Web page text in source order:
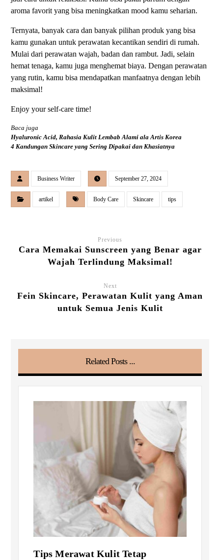
aroma favorit yang bisa meningkatkan mood kamu seharian.
Ternyata, banyak cara dan banyak pilihan produk yang bisa
kamu gunakan untuk perawatan kecantikan sendiri di rumah.
Mulai dari perawatan wajah, badan dan rambut. Jadi, selain
hemat tenaga, kamu juga menghemat biaya. Dengan perawatan
yang rutin, kamu bisa mendapatkan manfaatnya dengan lebih
maksimal!
Enjoy your self-care time!
Baca juga
Hyaluronic Acid, Rahasia Kulit Lembab Alami ala Artis Korea
4 Kandungan Skincare yang Sering Dipakai dan Khasiatnya
Business Writer September 27, 2024
artikel Body Care Skincare tips
Previous
Cara Memakai Sunscreen yang Benar agar
Wajah Terlindung Maksimal!
Next
Fein Skincare, Perawatan Kulit yang Aman
untuk Semua Jenis Kulit
Related Posts ...
Tips Merawat Kulit Tetap